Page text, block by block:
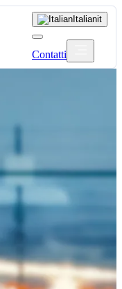
Italianit
Contatti